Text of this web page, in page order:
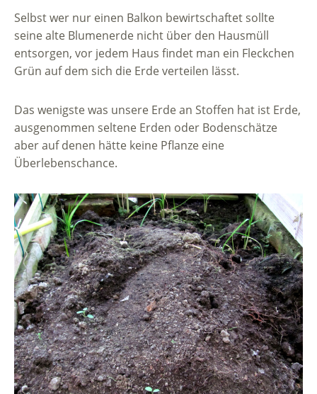
Selbst wer nur einen Balkon bewirtschaftet sollte
seine alte Blumenerde nicht über den Hausmüll
entsorgen, vor jedem Haus findet man ein Fleckchen
Grün auf dem sich die Erde verteilen lässt.
Das wenigste was unsere Erde an Stoffen hat ist Erde,
ausgenommen seltene Erden oder Bodenschätze
aber auf denen hätte keine Pflanze eine
Überlebenschance.